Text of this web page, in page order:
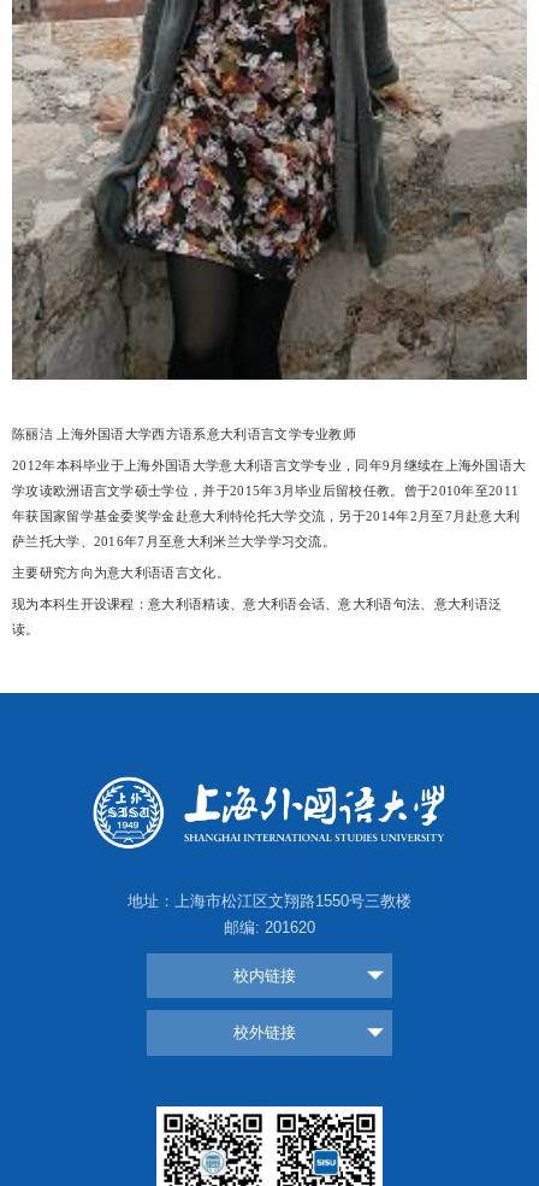
陈丽洁 上海外国语大学西方语系意大利语言文学专业教师
2012年本科毕业于上海外国语大学意大利语言文学专业，同年9月继续在上海外国语大
学攻读欧洲语言文学硕士学位，并于2015年3月毕业后留校任教。曾于2010年至2011
年获国家留学基金委奖学金赴意大利特伦托大学交流，另于2014年2月至7月赴意大利
萨兰托大学、2016年7月至意大利米兰大学学习交流。
主要研究方向为意大利语语言文化。
现为本科生开设课程：意大利语精读、意大利语会话、意大利语句法、意大利语泛
读。
地址：上海市松江区文翔路1550号三教楼
邮编: 201620
校内链接
校外链接